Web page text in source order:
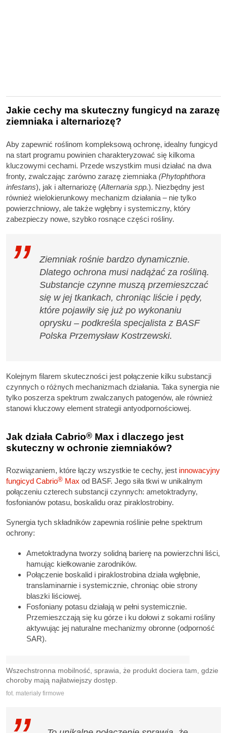
Jakie cechy ma skuteczny fungicyd na zarazę
ziemniaka i alternariozę?
Aby zapewnić roślinom kompleksową ochronę, idealny fungicyd
na start programu powinien charakteryzować się kilkoma
kluczowymi cechami. Przede wszystkim musi działać na dwa
fronty, zwalczając zarówno zarazę ziemniaka (Phytophthora
infestans), jak i alternariozę (Alternaria spp.). Niezbędny jest
również wielokierunkowy mechanizm działania – nie tylko
powierzchniowy, ale także wgłębny i systemiczny, który
zabezpieczy nowe, szybko rosnące części rośliny.
Ziemniak rośnie bardzo dynamicznie.
Dlatego ochrona musi nadążać za rośliną.
Substancje czynne muszą przemieszczać
się w jej tkankach, chroniąc liście i pędy,
które pojawiły się już po wykonaniu
oprysku – podkreśla specjalista z BASF
Polska Przemysław Kostrzewski.
Kolejnym filarem skuteczności jest połączenie kilku substancji
czynnych o różnych mechanizmach działania. Taka synergia nie
tylko poszerza spektrum zwalczanych patogenów, ale również
stanowi kluczowy element strategii antyodpornościowej.
Jak działa Cabrio® Max i dlaczego jest
skuteczny w ochronie ziemniaków?
Rozwiązaniem, które łączy wszystkie te cechy, jest innowacyjny
fungicyd Cabrio® Max od BASF. Jego siła tkwi w unikalnym
połączeniu czterech substancji czynnych: ametoktradyny,
fosfonianów potasu, boskalidu oraz piraklostrobiny.
Synergia tych składników zapewnia roślinie pełne spektrum
ochrony:
Ametoktradyna tworzy solidną barierę na powierzchni liści,
hamując kiełkowanie zarodników.
Połączenie boskalid i piraklostrobina działa wgłębnie,
translaminarnie i systemicznie, chroniąc obie strony
blaszki liściowej.
Fosfoniany potasu działają w pełni systemicznie.
Przemieszczają się ku górze i ku dołowi z sokami rośliny
aktywując jej naturalne mechanizmy obronne (odporność
SAR).
Wszechstronna mobilność, sprawia, że produkt dociera tam, gdzie
choroby mają najłatwiejszy dostęp.
fot. materiały firmowe